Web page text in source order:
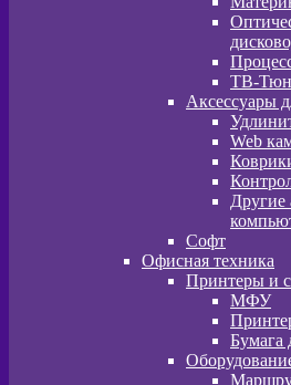
ТВ-
Аксессуары
Web
Другие
Софт
Офисная техника
Принтеры и
МФУ
Бумага